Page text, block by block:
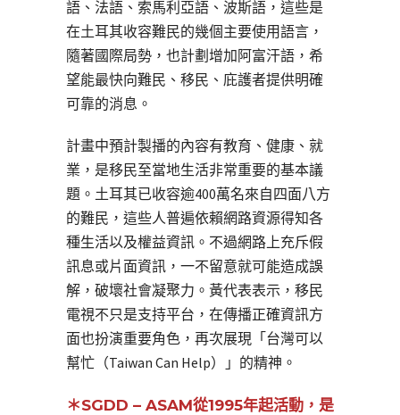
語、法語、索馬利亞語、波斯語，這些是
在土耳其收容難民的幾個主要使用語言，
隨著國際局勢，也計劃增加阿富汗語，希
望能最快向難民、移民、庇護者提供明確
可靠的消息。
計畫中預計製播的內容有教育、健康、就
業，是移民至當地生活非常重要的基本議
題。土耳其已收容逾400萬名來自四面八方
的難民，這些人普遍依賴網路資源得知各
種生活以及權益資訊。不過網路上充斥假
訊息或片面資訊，一不留意就可能造成誤
解，破壞社會凝聚力。黃代表表示，移民
電視不只是支持平台，在傳播正確資訊方
面也扮演重要角色，再次展現「台灣可以
幫忙（Taiwan Can Help）」的精神。
＊SGDD – ASAM從1995年起活動，是